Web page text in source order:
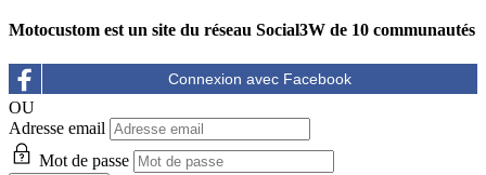
Motocustom est un site du réseau Social3W de 10 communautés
OU
Adresse email
Mot de passe